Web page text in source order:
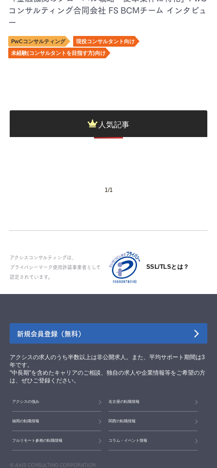
コンサルティング合同会社 FS BCMチーム インタビュ
ー
PwCコンサルティング
現役コンサルタント向け
未経験(コンサルタントを目指す方)向け
人気記事
1/1
アクシスコンサルティングは、
プライバシーマーク使用許諾事業者として
認定されています。
SSL/TLSとは？
新規会員登録（無料）
アクシスの求人のうち半数以上は非公開求人。また、平均サポート期間は3
年です。
"中長期"を含めたキャリアのご相談、独自の求人や企業情報等をご希望の方
は、ぜひご登録ください。
アクシスの強み 名古屋の転職情報
福岡の転職情報 関西の転職情報
フルリモート参画の転職情報 コラム・イベント情報
© AXIS CONSULTING CORPORATION